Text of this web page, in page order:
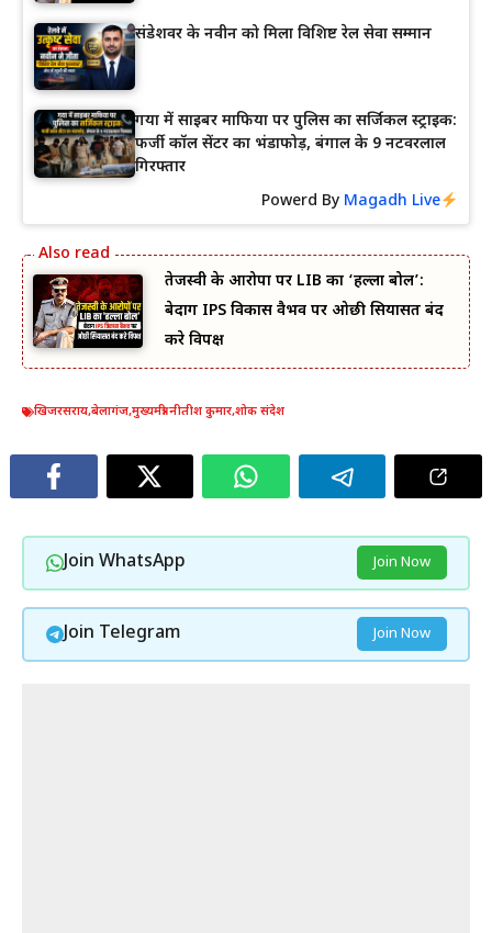
संडेशवर के नवीन को मिला विशिष्ट रेल सेवा सम्मान
गया में साइबर माफिया पर पुलिस का सर्जिकल स्ट्राइक:
फर्जी कॉल सेंटर का भंडाफोड़, बंगाल के 9 नटवरलाल
गिरफ्तार
Powerd By Magadh Live
तेजस्वी के आरोपों पर LIB का ‘हल्ला बोल’:
बेदाग IPS विकास वैभव पर ओछी सियासत बंद
करे विपक्ष
खिजरसराय,बेलागंज,मुख्यमंत्री नीतीश कुमार,शोक संदेश
Join WhatsApp Join Now
Join Telegram Join Now